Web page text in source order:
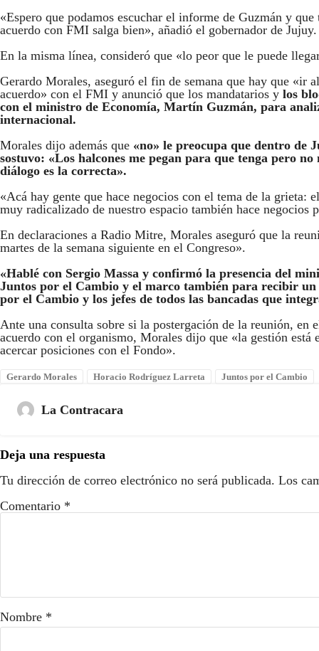
«Espero que podamos escuchar el informe de Guzmán y
acuerdo con FMI salga bien», añadió el gobernador de Jujuy.
En la misma línea, consideró que «lo peor que le puede
Gerardo Morales, aseguró el fin de semana que hay que «ir
acuerdo» con el FMI y anunció que los mandatarios y los
con el ministro de Economía, Martín Guzmán, para
internacional.
Morales dijo además que «no» le preocupa que dentro de
sostuvo: «Los halcones me pegan para que tenga pero
diálogo es la correcta».
«Acá hay gente que hace negocios con el tema de la grieta:
muy radicalizado de nuestro espacio también hace
En declaraciones a Radio Mitre, Morales aseguró que la
martes de la semana siguiente en el Congreso».
«Hablé con Sergio Massa y confirmó la presencia del
Juntos por el Cambio y el marco también para recibir
por el Cambio y los jefes de todos las bancadas que
Ante una consulta sobre si la postergación de la reunión,
acuerdo con el organismo, Morales dijo que «la gestión
acercar posiciones con el Fondo».
Gerardo Morales Horacio Rodríguez Larreta Juntos por el Cambio
La Contracara
Deja una respuesta
Tu dirección de correo electrónico no será publicada. Los
Comentario *
Nombre *